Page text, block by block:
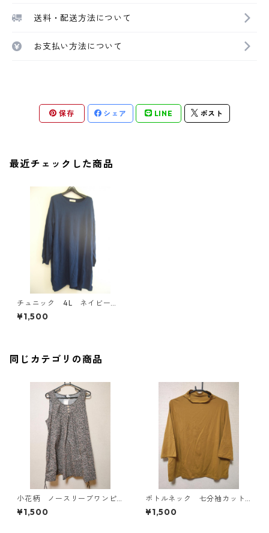
送料・配送方法について
お支払い方法について
保存 シェア LINE ポスト
最近チェックした商品
チュニック 4L ネイビー I
Y-4335
¥1,500
同じカテゴリの商品
小花柄 ノースリーブワンピ
ース ４Ｌ ブラック KAE-
4819
¥1,500
ボトルネック 七分袖カット
ソー ４Ｌ マスタード KA
E-4818
¥1,500